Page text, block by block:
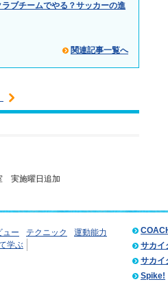
ブチームでやる？サッカーの進
関連記事一覧へ
実施曜日追加
ュー テクニック
運動能力
学ぶ
サカイ
サカイ
Spike!